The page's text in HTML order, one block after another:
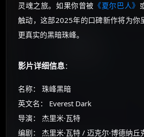
灵魂之旅。如果你曾被 《夏尔巴人》
触动，这部2025年的口碑新作将为你
更真实的黑暗珠峰。
影片详细信息：
名称： 珠峰黑暗
英文名： Everest Dark
导演： 杰里米·瓦特
编剧： 杰里米·瓦特 / 迈克尔·博德纳丘